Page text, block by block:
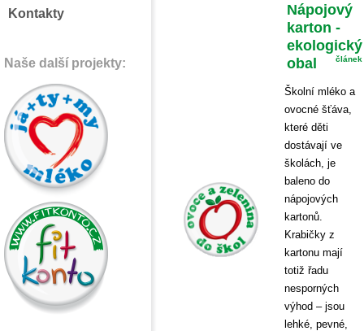
Kontakty
Naše další projekty:
Nápojový
karton -
ekologický
obal
článek
Školní mléko a
ovocné šťáva,
které děti
dostávají ve
školách, je
baleno do
nápojových
kartonů.
Krabičky z
kartonu mají
totiž řadu
nesporných
výhod – jsou
lehké, pevné,